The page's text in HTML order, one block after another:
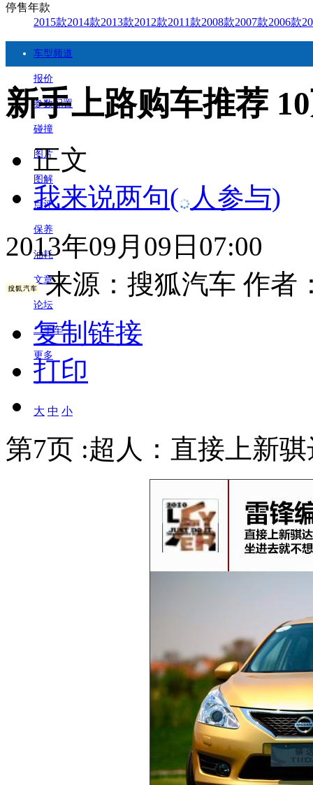
停售年款
2015款2014款2013款2012款2011款2008款2007款2006款
车型频道
报价
参数配置
碰撞
图片
图解
点评
保养
油耗
文章
论坛
二手车
更多
新手上路购车推荐
正文
我来说两句( 人参与)
2013年09月09日07:00
来源： 搜狐汽车 作者
复制链接
打印
大 中 小
第7页 :超人：直接上新